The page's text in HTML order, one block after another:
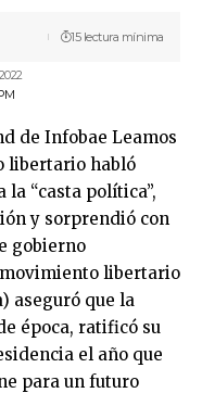
15 lectura mínima
de Infobae Leamos
libertario habló
“casta política”,
y sorprendió con
gobierno
libertario
aseguró que la
época, ratificó su
el año que
para un futuro